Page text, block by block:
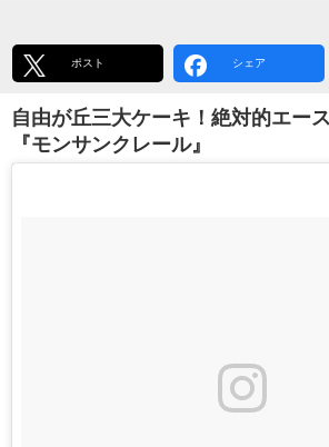
ポスト シェア
自由が丘三大ケーキ！絶対的エー
『モンサンクレール』